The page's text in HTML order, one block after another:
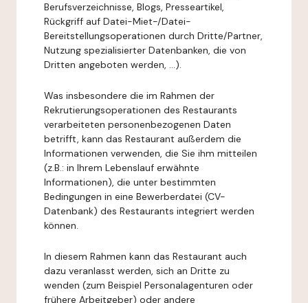
Berufsverzeichnisse, Blogs, Presseartikel,
Rückgriff auf Datei-Miet-/Datei-
Bereitstellungsoperationen durch Dritte/Partner,
Nutzung spezialisierter Datenbanken, die von
Dritten angeboten werden, ...).
Was insbesondere die im Rahmen der
Rekrutierungsoperationen des Restaurants
verarbeiteten personenbezogenen Daten
betrifft, kann das Restaurant außerdem die
Informationen verwenden, die Sie ihm mitteilen
(z.B.: in Ihrem Lebenslauf erwähnte
Informationen), die unter bestimmten
Bedingungen in eine Bewerberdatei (CV-
Datenbank) des Restaurants integriert werden
können.
In diesem Rahmen kann das Restaurant auch
dazu veranlasst werden, sich an Dritte zu
wenden (zum Beispiel Personalagenturen oder
frühere Arbeitgeber) oder andere